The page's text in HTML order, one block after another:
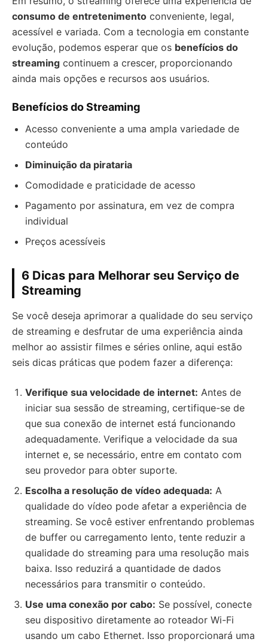
consumo de entretenimento conveniente, legal,
acessível e variada. Com a tecnologia em constante
evolução, podemos esperar que os benefícios do
streaming continuem a crescer, proporcionando
ainda mais opções e recursos aos usuários.
Benefícios do Streaming
Acesso conveniente a uma ampla variedade de
conteúdo
Diminuição da pirataria
Comodidade e praticidade de acesso
Pagamento por assinatura, em vez de compra
individual
Preços acessíveis
6 Dicas para Melhorar seu Serviço de
Streaming
Se você deseja aprimorar a qualidade do seu serviço
de streaming e desfrutar de uma experiência ainda
melhor ao assistir filmes e séries online, aqui estão
seis dicas práticas que podem fazer a diferença:
Verifique sua velocidade de internet: Antes de
iniciar sua sessão de streaming, certifique-se de
que sua conexão de internet está funcionando
adequadamente. Verifique a velocidade da sua
internet e, se necessário, entre em contato com
seu provedor para obter suporte.
Escolha a resolução de vídeo adequada: A
qualidade do vídeo pode afetar a experiência de
streaming. Se você estiver enfrentando problemas
de buffer ou carregamento lento, tente reduzir a
qualidade do streaming para uma resolução mais
baixa. Isso reduzirá a quantidade de dados
necessários para transmitir o conteúdo.
Use uma conexão por cabo: Se possível, conecte
seu dispositivo diretamente ao roteador Wi-Fi
usando um cabo Ethernet. Isso proporcionará uma